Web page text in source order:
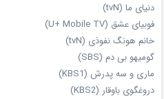
دنیای ما (tvN)
فوبیای عشق (U+ Mobile TV)
خانم هونگ نفوذی (tvN)
گومیهو بی دم (SBS)
ماری و سه پدرش (KBS1)
دروغگوی باوقار (KBS2)